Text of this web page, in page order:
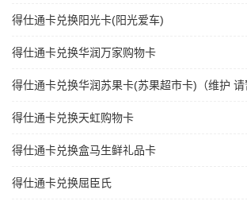
得仕通卡兑换阳光卡(阳光爱车)
得仕通卡兑换华润万家购物卡
得仕通卡兑换华润苏果卡(苏果超市卡)（维护 请
得仕通卡兑换天虹购物卡
得仕通卡兑换盒马生鲜礼品卡
得仕通卡兑换屈臣氏